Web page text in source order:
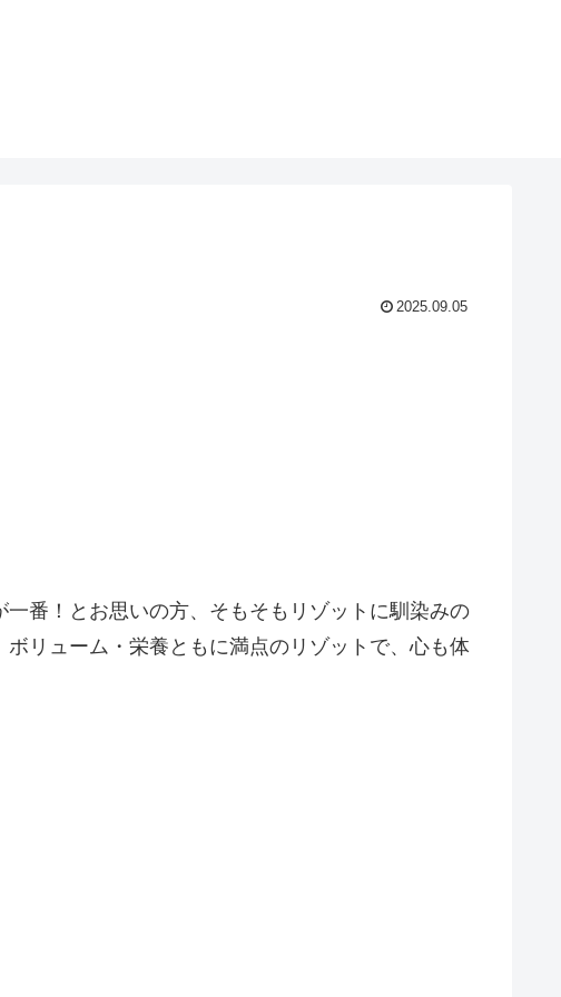
2025.09.05
番！とお思いの方、そもそもリゾットに馴染みの
リューム・栄養ともに満点のリゾットで、心も体